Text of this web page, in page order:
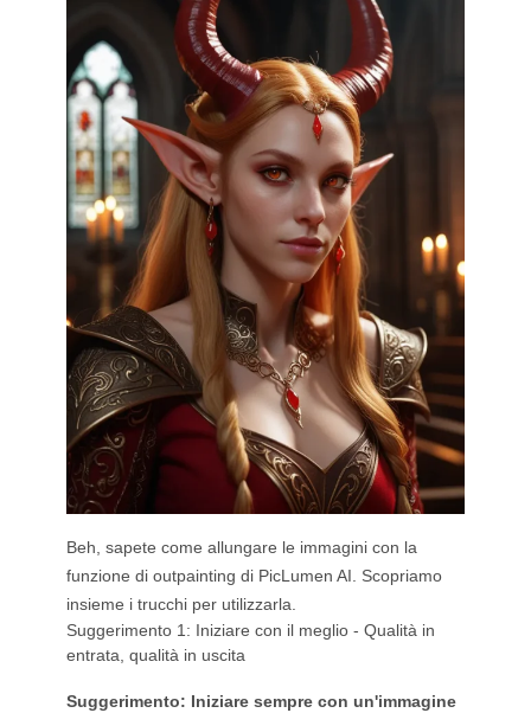
Beh, sapete come allungare le immagini con la
funzione di outpainting di PicLumen AI. Scopriamo
insieme i trucchi per utilizzarla.
Suggerimento 1: Iniziare con il meglio - Qualità in
entrata, qualità in uscita
Suggerimento: Iniziare sempre con un'immagine